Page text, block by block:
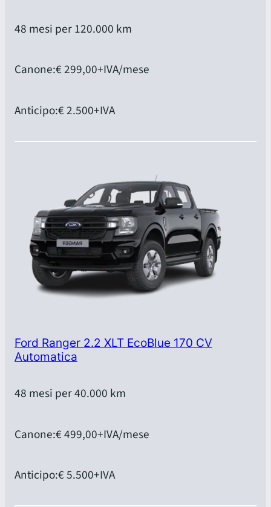
48 mesi per 120.000 km
Canone:€ 299,00+IVA/mese
Anticipo:€ 2.500+IVA
Ford Ranger 2.2 XLT EcoBlue 170 CV
Automatica
48 mesi per 40.000 km
Canone:€ 499,00+IVA/mese
Anticipo:€ 5.500+IVA